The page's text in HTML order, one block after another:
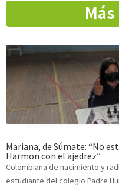
Mariana, de Súmate: “No
Harmon con el ajedrez”
Colombiana de nacimiento y
estudiante del colegio Padre